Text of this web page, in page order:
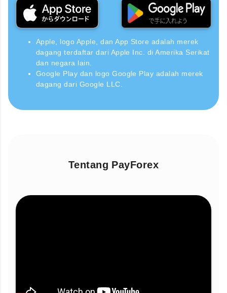
Apple, logo Apple, dan App Store adalah merek
dagang terdaftar dari Apple Inc. di Amerika Serikat
dan negara lain.
Google Play dan logo Google Play adalah merek
dagang dari Google LLC.
Tentang PayForex